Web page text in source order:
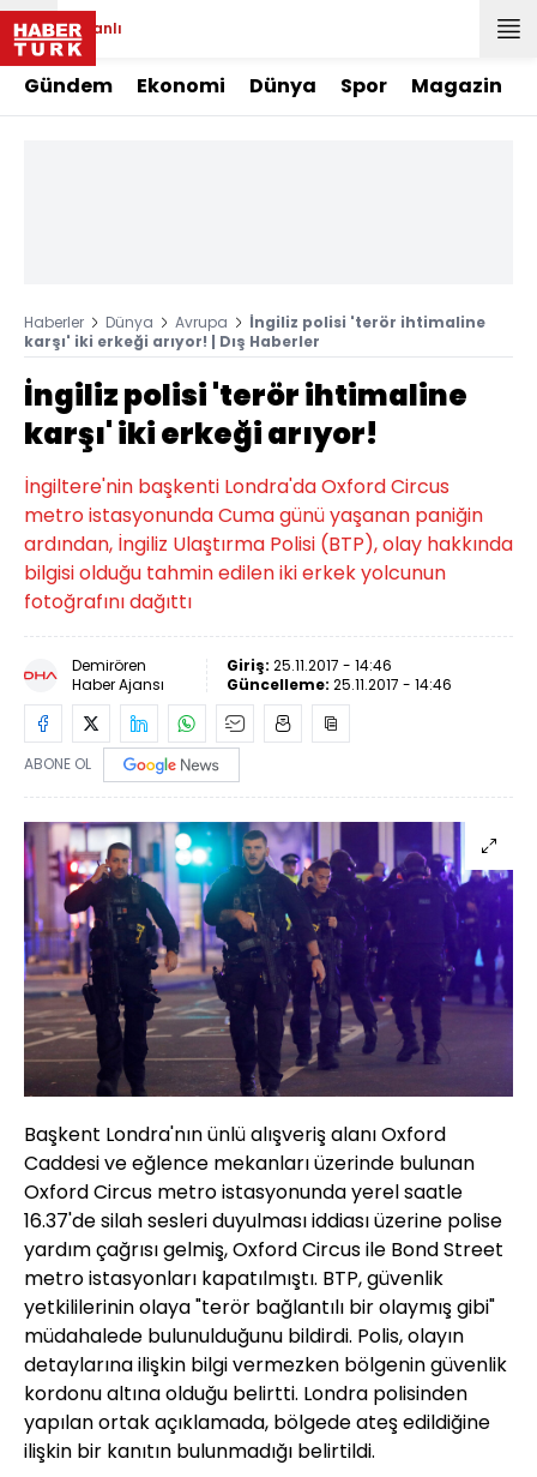
Canlı
Gündem Ekonomi Dünya Spor Magazin
Haberler Dünya Avrupa
İngiliz polisi 'terör ihtimaline
karşı' iki erkeği arıyor! | Dış Haberler
İngiliz polisi 'terör ihtimaline
karşı' iki erkeği arıyor!
İngiltere'nin başkenti Londra'da Oxford Circus
metro istasyonunda Cuma günü yaşanan paniğin
ardından, İngiliz Ulaştırma Polisi (BTP), olay hakkında
bilgisi olduğu tahmin edilen iki erkek yolcunun
fotoğrafını dağıttı
Demirören
Haber Ajansı
Giriş: 25.11.2017 - 14:46
Güncelleme: 25.11.2017 - 14:46
ABONE OL
Başkent Londra'nın ünlü alışveriş alanı Oxford
Caddesi ve eğlence mekanları üzerinde bulunan
Oxford Circus metro istasyonunda yerel saatle
16.37'de silah sesleri duyulması iddiası üzerine polise
yardım çağrısı gelmiş, Oxford Circus ile Bond Street
metro istasyonları kapatılmıştı. BTP, güvenlik
yetkililerinin olaya "terör bağlantılı bir olaymış gibi"
müdahalede bulunulduğunu bildirdi. Polis, olayın
detaylarına ilişkin bilgi vermezken bölgenin güvenlik
kordonu altına olduğu belirtti. Londra polisinden
yapılan ortak açıklamada, bölgede ateş edildiğine
ilişkin bir kanıtın bulunmadığı belirtildi.